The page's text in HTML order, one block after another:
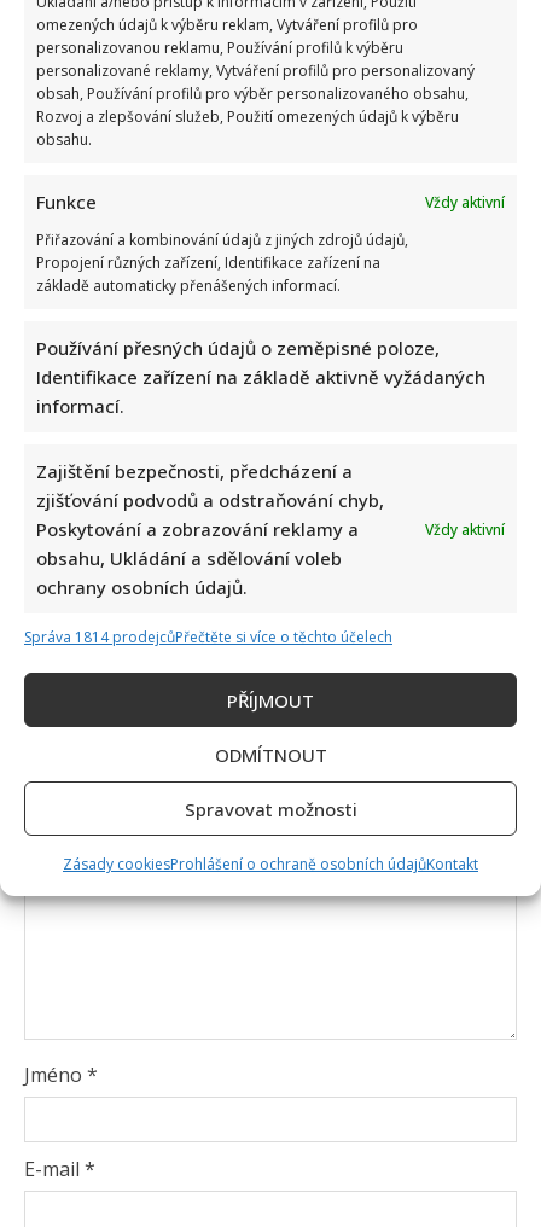
omezených údajů k výběru reklam, Vytváření profilů pro
personalizovanou reklamu, Používání profilů k výběru
personalizované reklamy, Vytváření profilů pro personalizovaný
obsah, Používání profilů pro výběr personalizovaného obsahu,
Rozvoj a zlepšování služeb, Použití omezených údajů k výběru
obsahu.
Funkce
Vždy aktivní
Přiřazování a kombinování údajů z jiných zdrojů údajů,
Propojení různých zařízení, Identifikace zařízení na
základě automaticky přenášených informací.
Používání přesných údajů o zeměpisné poloze,
Identifikace zařízení na základě aktivně vyžádaných
informací.
Zajištění bezpečnosti, předcházení a
zjišťování podvodů a odstraňování chyb,
Poskytování a zobrazování reklamy a
obsahu, Ukládání a sdělování voleb
ochrany osobních údajů.
Vždy aktivní
Správa 1814 prodejcůPřečtěte si více o těchto účelech
PŘÍJMOUT
ODMÍTNOUT
Spravovat možnosti
Zásady cookiesProhlášení o ochraně osobních údajůKontakt
Napsat komentář
Vyžadované informace jsou označeny
Jméno *
E-mail *